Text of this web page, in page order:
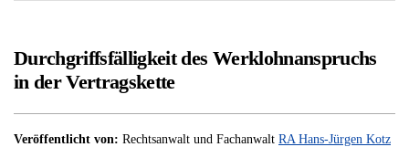
Durchgriffsfälligkeit des Werklohnanspruchs
in der Vertragskette
Veröffentlicht von: Rechtsanwalt und Fachanwalt RA Hans-Jürgen Kotz